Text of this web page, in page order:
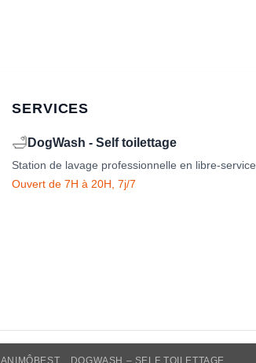
SERVICES
🛁 DogWash - Self toilettage
Station de lavage professionnelle en libre-service.
Ouvert de 7H à 20H, 7j/7
ANIMÔBEST DOGWASH – SELF TOILETTAGE